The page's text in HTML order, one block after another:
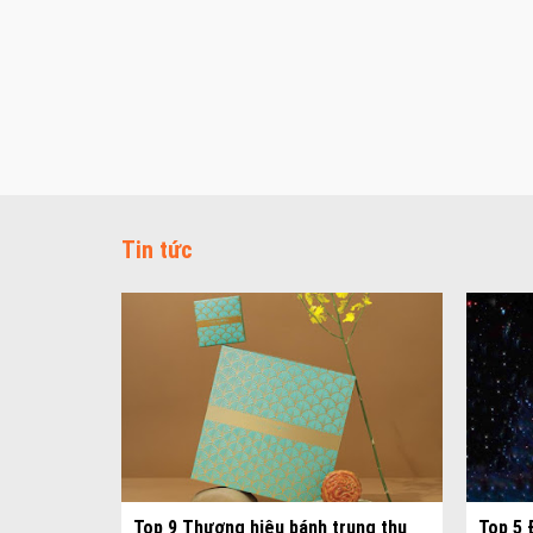
Tin tức
Top 9 Thương hiệu bánh trung thu
Top 5